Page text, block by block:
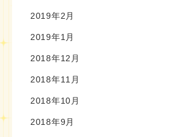
2019年2月
2019年1月
2018年12月
2018年11月
2018年10月
2018年9月